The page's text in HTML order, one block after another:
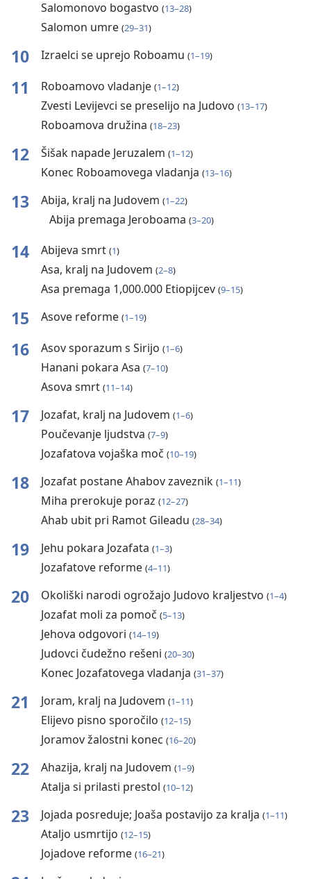
Salomonovo bogastvo (13–28)
Salomon umre (29–31)
10 Izraelci se uprejo Roboamu (1–19)
11 Roboamovo vladanje (1–12)
Zvesti Levijevci se preselijo na Judovo (13–17)
Roboamova družina (18–23)
12 Šišak napade Jeruzalem (1–12)
Konec Roboamovega vladanja (13–16)
13 Abija, kralj na Judovem (1–22)
Abija premaga Jeroboama (3–20)
14 Abijeva smrt (1)
Asa, kralj na Judovem (2–8)
Asa premaga 1,000.000 Etiopijcev (9–15)
15 Asove reforme (1–19)
16 Asov sporazum s Sirijo (1–6)
Hanani pokara Asa (7–10)
Asova smrt (11–14)
17 Jozafat, kralj na Judovem (1–6)
Poučevanje ljudstva (7–9)
Jozafatova vojaška moč (10–19)
18 Jozafat postane Ahabov zaveznik (1–11)
Miha prerokuje poraz (12–27)
Ahab ubit pri Ramot Gileadu (28–34)
19 Jehu pokara Jozafata (1–3)
Jozafatove reforme (4–11)
20 Okoliški narodi ogrožajo Judovo kraljestvo (1–4)
Jozafat moli za pomoč (5–13)
Jehova odgovori (14–19)
Judovci čudežno rešeni (20–30)
Konec Jozafatovega vladanja (31–37)
21 Joram, kralj na Judovem (1–11)
Elijevo pisno sporočilo (12–15)
Joramov žalostni konec (16–20)
22 Ahazija, kralj na Judovem (1–9)
Atalja si prilasti prestol (10–12)
23 Jojada posreduje; Joaša postavijo za kralja (1–11)
Ataljo usmrtijo (12–15)
Jojadove reforme (16–21)